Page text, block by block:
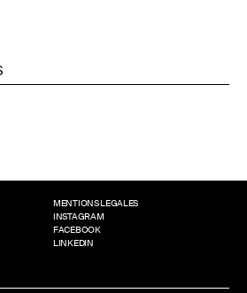
MENTIONS LEGALES
INSTAGRAM
FACEBOOK
LINKEDIN